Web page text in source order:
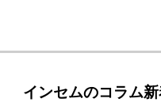
インセムのコラム